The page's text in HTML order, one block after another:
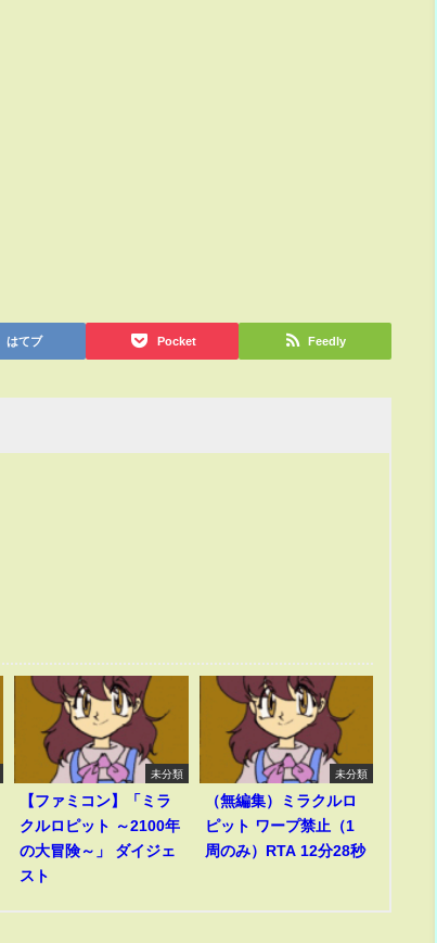
はてブ Pocket Feedly
未分類
【ファミコン】「ミラ
クルロピット ～2100年
の大冒険～」 ダイジェ
スト
未分類
（無編集）ミラクルロ
ピット ワープ禁止（1
周のみ）RTA 12分28秒